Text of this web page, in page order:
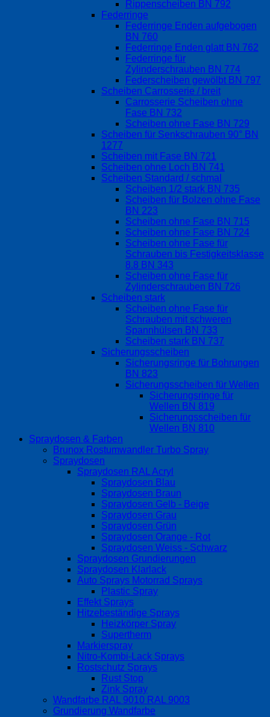
Rippenscheiben BN 792
Federringe
Federringe Enden aufgebogen
BN 760
Federringe Enden glatt BN 762
Federringe für
Zylinderschrauben BN 774
Federscheiben gewölbt BN 797
Scheiben Carrosserie / breit
Carrosserie Scheiben ohne
Fase BN 732
Scheiben ohne Fase BN 729
Scheiben für Senkschrauben 90° BN
1277
Scheiben mit Fase BN 721
Scheiben ohne Loch BN 741
Scheiben Standard / schmal
Scheiben 1/2 stark BN 735
Scheiben für Bolzen ohne Fase
BN 223
Scheiben ohne Fase BN 715
Scheiben ohne Fase BN 724
Scheiben ohne Fase für
Schrauben bis Festigkeitsklasse
8.8 BN 343
Scheiben ohne Fase für
Zylinderschrauben BN 726
Scheiben stark
Scheiben ohne Fase für
Schrauben mit schweren
Spannhülsen BN 733
Scheiben stark BN 737
Sicherungsscheiben
Sicherungsringe für Bohrungen
BN 823
Sicherungsscheiben für Wellen
Sicherungsringe für
Wellen BN 819
Sicherungsscheiben für
Wellen BN 810
Spraydosen & Farben
Brunox Rostumwandler Turbo Spray
Spraydosen
Spraydosen RAL Acryl
Spraydosen Blau
Spraydosen Braun
Spraydosen Gelb - Beige
Spraydosen Grau
Spraydosen Grün
Spraydosen Orange - Rot
Spraydosen Weiss - Schwarz
Spraydosen Grundierungen
Spraydosen Klarlack
Auto Sprays Motorrad Sprays
Plastic Spray
Effekt Sprays
Hitzebeständige Sprays
Heizkörper Spray
Supertherm
Markierspray
Nitro-Kombi-Lack Sprays
Rostschutz Sprays
Rust Stop
Zink Spray
Wandfarbe RAL 9010 RAL 9003
Grundierung Wandfarbe